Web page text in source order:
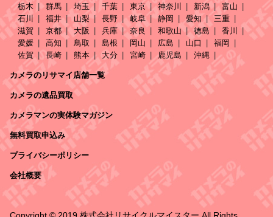
栃木
群馬 埼玉 千葉 東京 神奈川 新潟
富山
石川
福井 山梨 長野 岐阜 静岡 愛知
三重
滋賀
京都 大阪 兵庫 奈良 和歌山 徳島
香川
愛媛
高知 鳥取 島根 岡山 広島 山口
福岡
佐賀
長崎 熊本 大分 宮崎 鹿児島 沖縄
カメラのリサマイ店舗一覧
カメラの遺品買取
カメラマンの実体験マガジン
無料買取申込み
プライバシーポリシー
会社概要